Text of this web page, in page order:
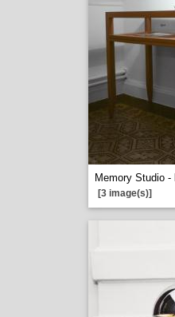
Memory Studio -
[3 image(s)]